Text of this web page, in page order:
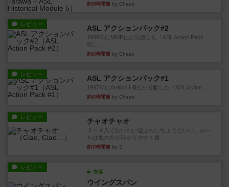
約5時間前 by Chaco
レビュー ASL アクションパック#2
1999年にMMP社が出版した『ASL Action Pack
#2』...
約6時間前 by Chaco
レビュー ASL アクションパック#1
1997年にAvalon Hill社が出版した『ASL Action ...
約6時間前 by Chaco
レビュー チャオチャオ
３～４人でわいわい遊ぶのにちょうどいい。ルー
ルは他の方が分かりやすく書...
約7時間前 by S
レビュー
充実
ウイングスパン